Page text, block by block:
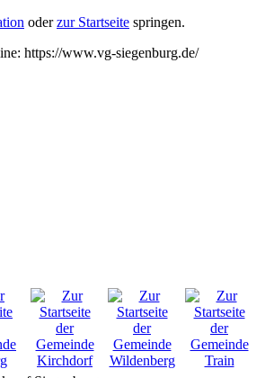
oderzur Startseite springen.
https://www.vg-siegenburg.de/